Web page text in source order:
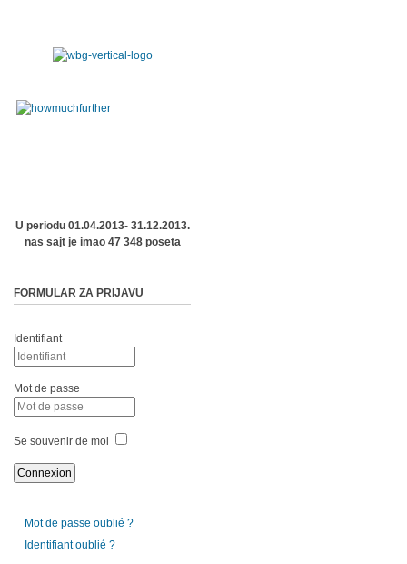
U periodu 01.04.2013- 31.12.2013.
nas sajt je imao 47 348 poseta
FORMULAR ZA PRIJAVU
Identifiant
Mot de passe
Se souvenir de moi
Mot de passe oublié ?
Identifiant oublié ?